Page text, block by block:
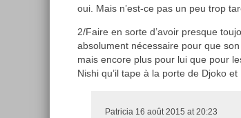
oui. Mais n’est-ce pas un peu trop
2/Faire en sorte d’avoir presque
absolument nécessaire pour que
mais encore plus pour lui que pour
Nishi qu’il tape à la porte de Djoko
Patricia 16 août 2015 at 20:23